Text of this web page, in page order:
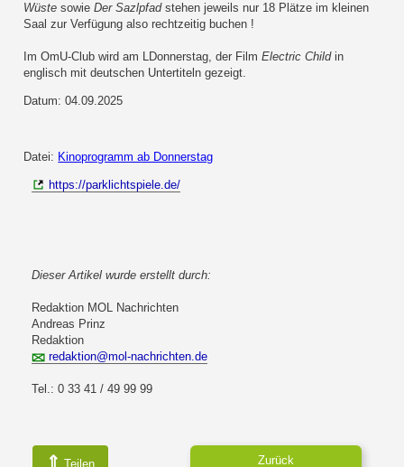
Wüste sowieDer Sazlpfadstehen jeweils nur 18 Plätze im kleinen
Saal zur Verfügung also rechtzeitig buchen !
Im OmU-Club wird am LDonnerstag, der FilmElectric Childin
englisch mit deutschen Untertiteln gezeigt.
Datum: 04.09.2025
Datei: Kinoprogramm ab Donnerstag
https://parklichtspiele.de/
Dieser Artikel wurde erstellt durch:
Redaktion MOL Nachrichten
Andreas Prinz
Redaktion
redaktion@mol-nachrichten.de
Tel.: 0 33 41 / 49 99 99
⇑ Teilen Zurück